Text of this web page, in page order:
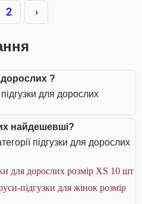
2 ›
дорослих ?
для дорослих
найдешевші?
підгузки для дорослих
для дорослих розмір XS 10 шт
підгузки для жінок розмір